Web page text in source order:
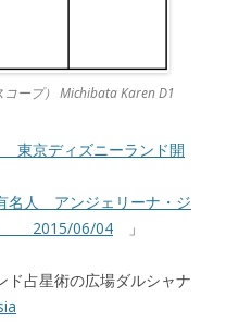
ープ） Michibata Karen D1
東京ディズニーランド開
名人 アンジェリーナ・ジ
） 2015/06/04 」
ド占星術の広場ダルシャナ